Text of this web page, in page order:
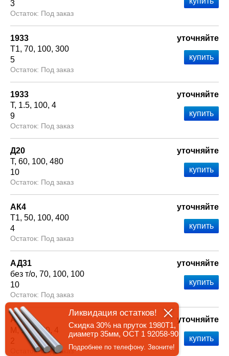
3
Под заказ
1933
Т1 70 100 300
5
Под заказ
уточняйте
1933
Т 1.5 100 4
9
Под заказ
уточняйте
Д20
Т 60 100 480
10
Под заказ
уточняйте
АК4
Т1 50 100 400
4
Под заказ
уточняйте
АД31
без т/о 70 100 100
10
Под заказ
уточняйте
Амг3
М
1.5 100 4
2
Под заказ
уточняйте
Ликвидация остатков!
Скидка 30% на пруток 1980Т1,
диаметр 35мм, ОСТ 1 92058-90
Подробнее по телефону. Звоните!